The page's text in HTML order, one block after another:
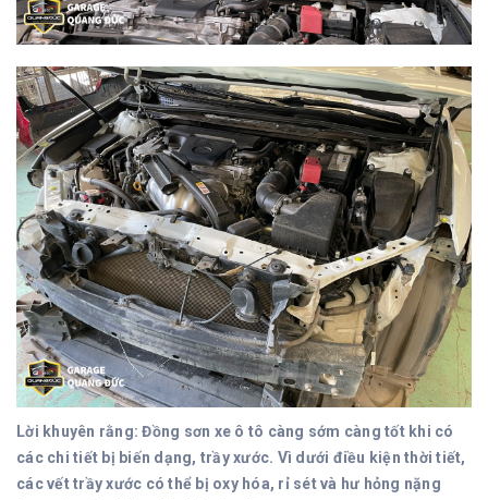
Lời khuyên rằng: Đồng sơn xe ô tô càng sớm càng tốt khi có
các chi tiết bị biến dạng, trầy xước. Vì dưới điều kiện thời tiết,
các vết trầy xước có thể bị oxy hóa, rỉ sét và hư hỏng nặng